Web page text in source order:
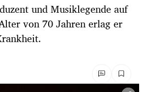
und Musiklegende auf
von 70 Jahren erlag er